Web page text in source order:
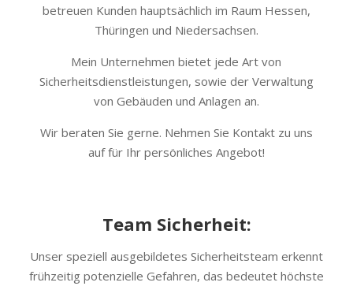
betreuen Kunden hauptsächlich im Raum Hessen,
Thüringen und Niedersachsen.
Mein Unternehmen bietet jede Art von
Sicherheitsdienstleistungen, sowie der Verwaltung
von Gebäuden und Anlagen an.
Wir beraten Sie gerne. Nehmen Sie Kontakt zu uns
auf für Ihr persönliches Angebot!
Team Sicherheit:
Unser speziell ausgebildetes Sicherheitsteam erkennt
frühzeitig potenzielle Gefahren, das bedeutet höchste